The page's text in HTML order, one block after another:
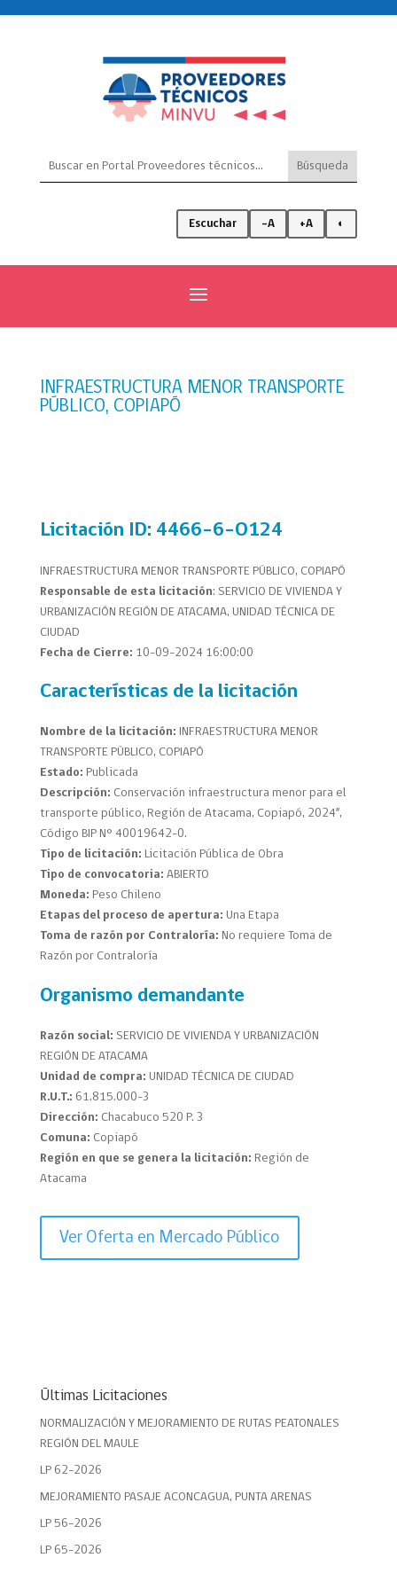
Escuchar -A +A ◐
INFRAESTRUCTURA MENOR TRANSPORTE
PÚBLICO, COPIAPÓ
Licitación ID: 4466-6-O124
INFRAESTRUCTURA MENOR TRANSPORTE PÚBLICO, COPIAPÓ
Responsable de esta licitación: SERVICIO DE VIVIENDA Y
URBANIZACIÓN REGIÓN DE ATACAMA, UNIDAD TÉCNICA DE
CIUDAD
Fecha de Cierre: 10-09-2024 16:00:00
Características de la licitación
Nombre de la licitación: INFRAESTRUCTURA MENOR
TRANSPORTE PÚBLICO, COPIAPÓ
Estado: Publicada
Descripción: Conservación infraestructura menor para el
transporte público, Región de Atacama, Copiapó, 2024”,
Código BIP N° 40019642-0.
Tipo de licitación: Licitación Pública de Obra
Tipo de convocatoria: ABIERTO
Moneda: Peso Chileno
Etapas del proceso de apertura: Una Etapa
Toma de razón por Contraloría: No requiere Toma de
Razón por Contraloría
Organismo demandante
Razón social: SERVICIO DE VIVIENDA Y URBANIZACIÓN
REGIÓN DE ATACAMA
Unidad de compra: UNIDAD TÉCNICA DE CIUDAD
R.U.T.: 61.815.000-3
Dirección: Chacabuco 520 P. 3
Comuna: Copiapó
Región en que se genera la licitación: Región de
Atacama
Ver Oferta en Mercado Público
Últimas Licitaciones
NORMALIZACIÓN Y MEJORAMIENTO DE RUTAS PEATONALES
REGIÓN DEL MAULE
LP 62-2026
MEJORAMIENTO PASAJE ACONCAGUA, PUNTA ARENAS
LP 56-2026
LP 65-2026